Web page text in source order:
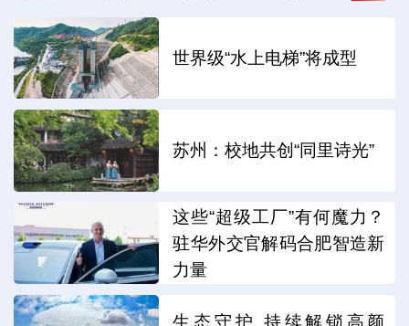
世界级“水上电梯”将成型
苏州：校地共创“同里诗光”
这些“超级工厂”有何魔力？
驻华外交官解码合肥智造新
力量
生态守护 持续解锁高颜